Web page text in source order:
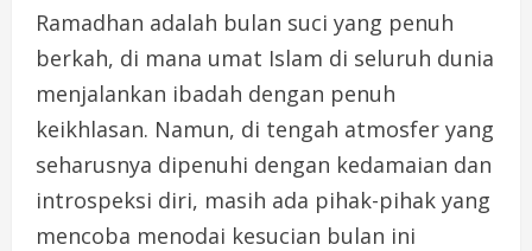
Ramadhan adalah bulan suci yang penuh
berkah, di mana umat Islam di seluruh dunia
menjalankan ibadah dengan penuh
keikhlasan. Namun, di tengah atmosfer yang
seharusnya dipenuhi dengan kedamaian dan
introspeksi diri, masih ada pihak-pihak yang
mencoba menodai kesucian bulan ini